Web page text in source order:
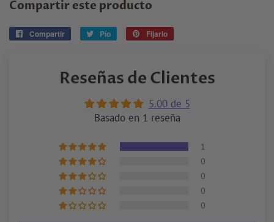
Compartir este producto
Compartir
CompartirPío
Tuitear
Fijarlo
Reseñas de Clientes
5.00 de 5
Basado en 1 reseña
1
0
0
0
0